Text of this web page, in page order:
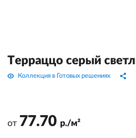
Терраццо серый
Коллекция в Готовых решениях
от 77.70 р./м²